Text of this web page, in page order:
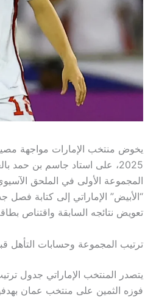
2025، على استاد جاسم بن حمد
“الأبيض” الإماراتي إلى كتابة فصل
تعويض نتائجه السابقة واقتناص
ترتيب المجموعة وحسابات التأهل
يتصدر المنتخب الإماراتي جدول
فوزه الثمين على منتخب عمان